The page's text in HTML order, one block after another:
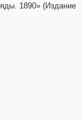
1890» (Издание